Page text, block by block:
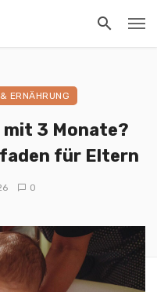
ERNÄHRUNG
mit 3 Monate?
für Eltern
0